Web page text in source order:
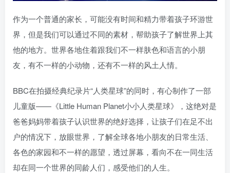
作为一个普通的家长，可能没有时间和精力带着孩子环游世
界，但是我们可以通过不同的素材，帮助孩子了解世界上其
他的地方。世界各地住着跟我们不一样肤色和语言的小朋
友，有不一样的小动物，还有不一样的风土人情。
BBC在拍摄经典纪录片“人类星球”的同时，有心制作了一部
儿童版——《Little Human Planet小小人类星球》，这绝对是
爸爸妈妈带着孩子认识世界的绝好选择，让孩子们在足不出
户的情况下，放眼世界，了解全球各地小朋友的日常生活、
各色的家园和不一样的愿望，透过屏幕，看向不在一同生活
却在同一个世界的同龄人们，感受他们的人生。